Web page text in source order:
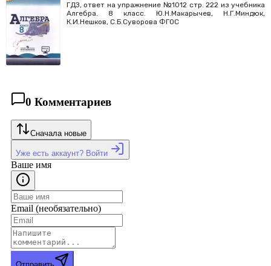
ГДЗ, ответ на упражнение №1012 стр. 222 из учебника
Алгебра. 8 класс. Ю.Н.Макарычев, Н.Г.Миндюк,
К.И.Нешков, С.Б.Суворова ФГОС